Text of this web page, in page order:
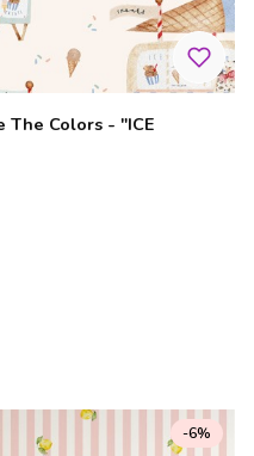
The Colors - "ICE
-6%